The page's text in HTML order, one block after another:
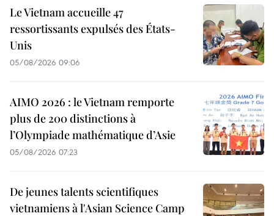
Le Vietnam accueille 47
ressortissants expulsés des États-
Unis
05/08/2026 09:06
AIMO 2026 : le Vietnam remporte
plus de 200 distinctions à
l’Olympiade mathématique d’Asie
05/08/2026 07:23
De jeunes talents scientifiques
vietnamiens à l'Asian Science Camp